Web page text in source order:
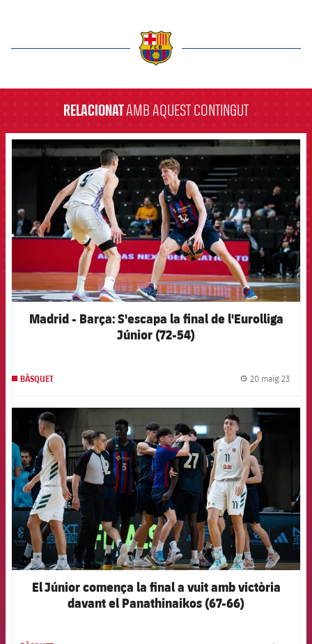
RELACIONATAMB AQUEST CONTINGUT
FCB Barcelona badge
Madrid - Barça: S'escapa la final de l'Eurolliga
Júnior (72-54)
BÀSQUET 20 maig 23
FCB Barcelona badge
El Júnior comença la final a vuit amb victòria
davant el Panathinaikos (67-66)